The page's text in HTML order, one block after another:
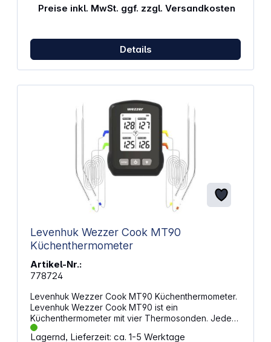
hitzebeständig bis 250°C einfache Reinigung und
Lösbarkeit durch die KAIRAMIC Beschichtung
Wärmeleitung leichtes Öffnen und Verschließen mit
der ergonomischen Grifffläche Boden ist
spülmaschinengeeignet Ring von Hand reinigen
Preise inkl. MwSt. ggf. zzgl. Versandkosten
Details
Levenhuk Wezzer Cook MT90
Küchenthermometer
Artikel-Nr.:
778724
Levenhuk Wezzer Cook MT90 Küchenthermometer.
Levenhuk Wezzer Cook MT90 ist ein
Küchenthermometer mit vier Thermosonden. Jede
Thermosonde ist mit einem 1 m langen, flexiblen
Kabel ausgestattet. Das Gerät misst gleichzeitig die
Lagernd, Lieferzeit: ca. 1-5 Werktage